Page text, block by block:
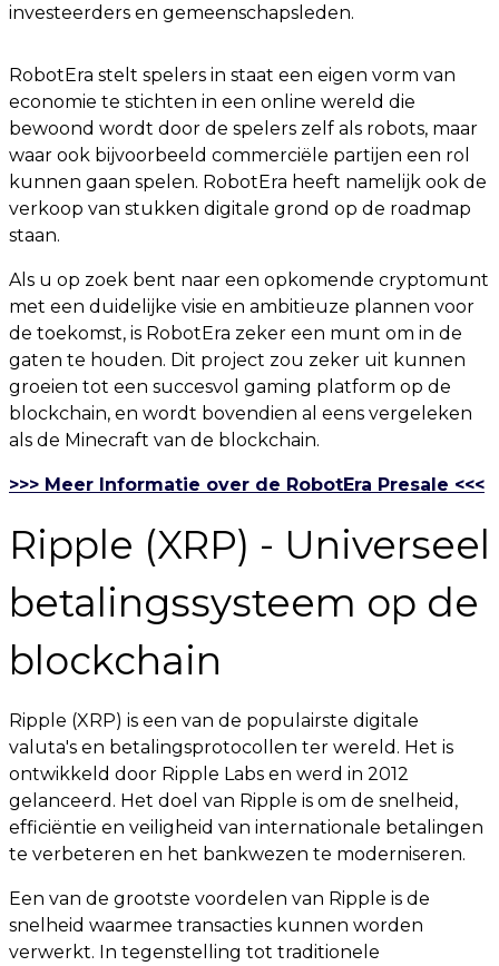
investeerders en gemeenschapsleden.
RobotEra stelt spelers in staat een eigen vorm van
economie te stichten in een online wereld die
bewoond wordt door de spelers zelf als robots, maar
waar ook bijvoorbeeld commerciële partijen een rol
kunnen gaan spelen. RobotEra heeft namelijk ook de
verkoop van stukken digitale grond op de roadmap
staan.
Als u op zoek bent naar een opkomende cryptomunt
met een duidelijke visie en ambitieuze plannen voor
de toekomst, is RobotEra zeker een munt om in de
gaten te houden. Dit project zou zeker uit kunnen
groeien tot een succesvol gaming platform op de
blockchain, en wordt bovendien al eens vergeleken
als de Minecraft van de blockchain.
>>> Meer Informatie over de RobotEra Presale <<<
Ripple (XRP) - Universeel
betalingssysteem op de
blockchain
Ripple (XRP) is een van de populairste digitale
valuta's en betalingsprotocollen ter wereld. Het is
ontwikkeld door Ripple Labs en werd in 2012
gelanceerd. Het doel van Ripple is om de snelheid,
efficiëntie en veiligheid van internationale betalingen
te verbeteren en het bankwezen te moderniseren.
Een van de grootste voordelen van Ripple is de
snelheid waarmee transacties kunnen worden
verwerkt. In tegenstelling tot traditionele